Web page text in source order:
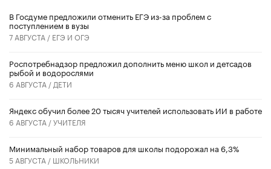
В Госдуме предложили отменить ЕГЭ из-за проблем с
поступлением в вузы
7 АВГУСТА / ЕГЭ И ОГЭ
Роспотребнадзор предложил дополнить меню школ и детсадов
рыбой и водорослями
6 АВГУСТА / ДЕТИ
​Яндекс обучил более 20 тысяч учителей использовать ИИ в работе
6 АВГУСТА /УЧИТЕЛЯ
Минимальный набор товаров для школы подорожал на 6,3%
5 АВГУСТА / ШКОЛЬНИКИ